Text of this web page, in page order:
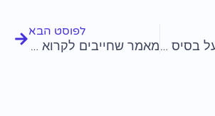
אוכל לכלבים על בסיס סלמון
לפוסט הבא
מאמר שחייבים לקרוא בעניין אוכל לכלבים go